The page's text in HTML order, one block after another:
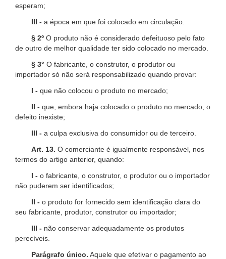
esperam;
III - a época em que foi colocado em circulação.
§ 2º O produto não é considerado defeituoso pelo fato
de outro de melhor qualidade ter sido colocado no mercado.
§ 3° O fabricante, o construtor, o produtor ou
importador só não será responsabilizado quando provar:
I - que não colocou o produto no mercado;
II - que, embora haja colocado o produto no mercado, o
defeito inexiste;
III - a culpa exclusiva do consumidor ou de terceiro.
Art. 13. O comerciante é igualmente responsável, nos
termos do artigo anterior, quando:
I - o fabricante, o construtor, o produtor ou o importador
não puderem ser identificados;
II - o produto for fornecido sem identificação clara do
seu fabricante, produtor, construtor ou importador;
III - não conservar adequadamente os produtos
perecíveis.
Parágrafo único. Aquele que efetivar o pagamento ao